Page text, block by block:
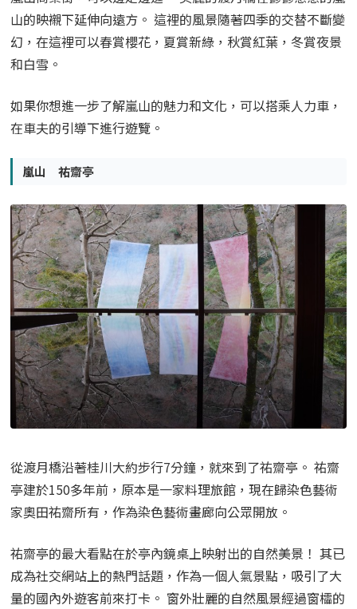
山的映襯下延伸向遠方。 這裡的風景隨著四季的交替不斷變
幻，在這裡可以春賞櫻花，夏賞新綠，秋賞紅葉，冬賞夜景
和白雪。
如果你想進一步了解嵐山的魅力和文化，可以搭乘人力車，
在車夫的引導下進行遊覽。
嵐山 祐齋亭
從渡月橋沿著桂川大約步行7分鐘，就來到了祐齋亭。 祐齋
亭建於150多年前，原本是一家料理旅館，現在歸染色藝術
家奧田祐齋所有，作為染色藝術畫廊向公眾開放。
祐齋亭的最大看點在於亭內鏡桌上映射出的自然美景！ 其已
成為社交網站上的熱門話題，作為一個人氣景點，吸引了大
量的國內外遊客前來打卡。 窗外壯麗的自然風景經過窗櫺的